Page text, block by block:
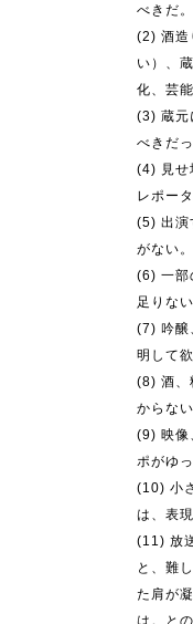
べきだ。
(2) 酒造
い）、
化、芸
(3) 蔵元
べきだっ
(4) 見せ
レポー
(5) 出演
がない。
(6) 一部
足りない
(7) 吟醸
明して欲
(8) 酒、
からない
(9) 映像
ポがゆ
(10) 小
は、表
(11) 放
と、難
た肩が
は。と